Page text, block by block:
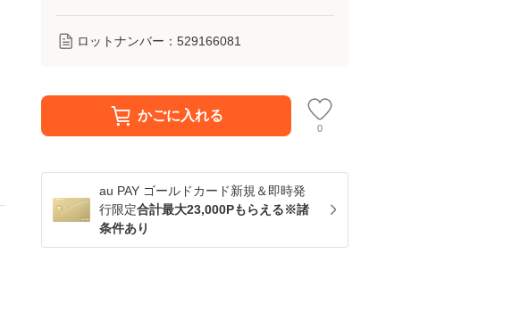
ロットナンバー： 529166081
かごに入れる
0
au PAY ゴールドカード新規＆即時発
行限定合計最大23,000Pもらえる※諸
条件あり